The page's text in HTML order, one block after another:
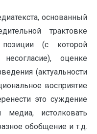
основанный
трактовке
позиции (с которой
оценке
(актуальности
восприятие
это суждение
истолковать
обобщение и т.д.